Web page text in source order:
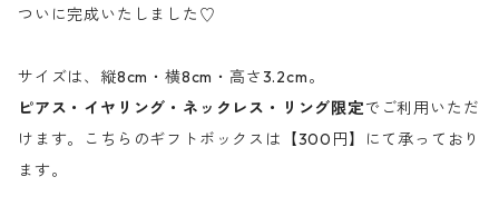
ついに完成いたしました♡
サイズは、縦8cm・横8cm・高さ3.2cm。
ピアス・イヤリング・ネックレス・リング限定でご利用いただ
けます。こちらのギフトボックスは【300円】にて承っており
ます。